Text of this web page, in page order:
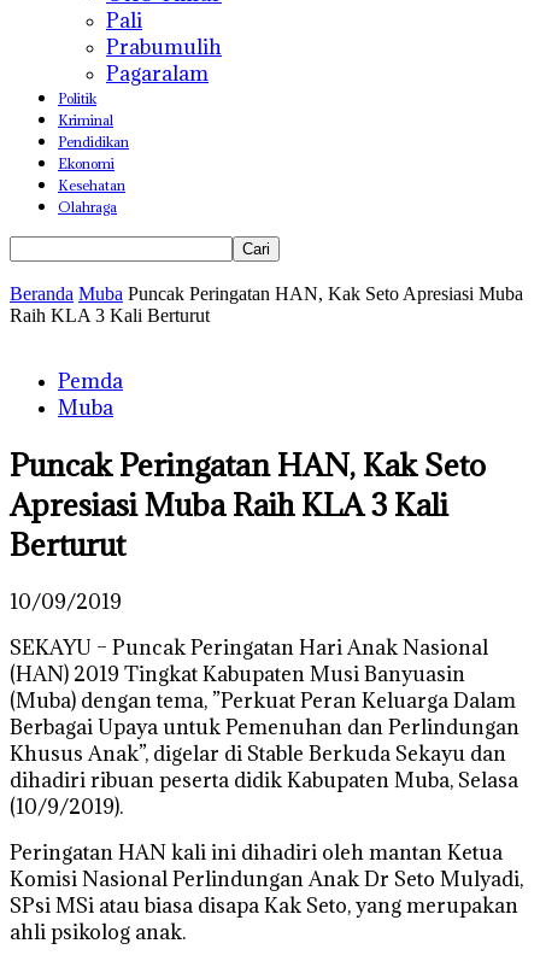
Pali
Prabumulih
Pagaralam
Politik
Kriminal
Pendidikan
Ekonomi
Kesehatan
Olahraga
Beranda Muba Puncak Peringatan HAN, Kak Seto Apresiasi Muba
Raih KLA 3 Kali Berturut
Pemda
Muba
Puncak Peringatan HAN, Kak Seto
Apresiasi Muba Raih KLA 3 Kali
Berturut
10/09/2019
SEKAYU – Puncak Peringatan Hari Anak Nasional
(HAN) 2019 Tingkat Kabupaten Musi Banyuasin
(Muba) dengan tema, ”Perkuat Peran Keluarga Dalam
Berbagai Upaya untuk Pemenuhan dan Perlindungan
Khusus Anak”, digelar di Stable Berkuda Sekayu dan
dihadiri ribuan peserta didik Kabupaten Muba, Selasa
(10/9/2019).
Peringatan HAN kali ini dihadiri oleh mantan Ketua
Komisi Nasional Perlindungan Anak Dr Seto Mulyadi,
SPsi MSi atau biasa disapa Kak Seto, yang merupakan
ahli psikolog anak.